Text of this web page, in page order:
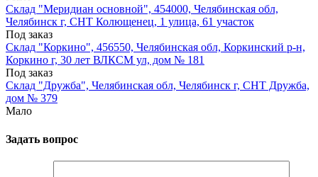
Склад "Меридиан основной", 454000, Челябинская обл,
Челябинск г, СНТ Колющенец, 1 улица, 61 участок
Под заказ
Склад "Коркино", 456550, Челябинская обл, Коркинский р-н,
Коркино г, 30 лет ВЛКСМ ул, дом № 181
Под заказ
Склад "Дружба", Челябинская обл, Челябинск г, СНТ Дружба,
дом № 379
Мало
Задать вопрос